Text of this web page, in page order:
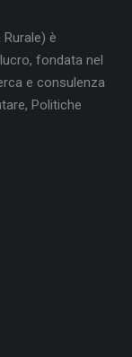
è
fondata nel
e consulenza
Politiche